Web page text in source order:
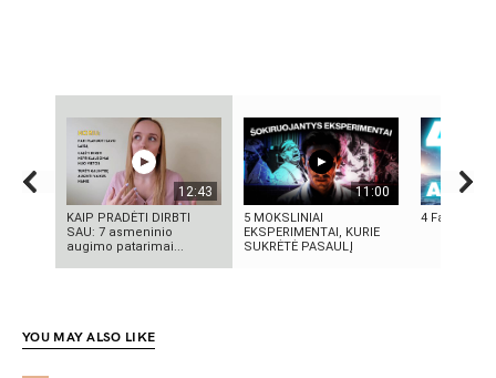
12:43
KAIP PRADĖTI DIRBTI
SAU: 7 asmeninio
augimo patarimai...
11:00
5 MOKSLINIAI
EKSPERIMENTAI, KURIE
SUKRĖTĖ PASAULĮ
4 Faktai
YOU MAY ALSO LIKE